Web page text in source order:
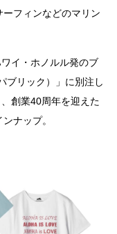
ーフィンなどのマリン
イ・ホノルル発のブ
ブリック）」に別注し
創業40周年を迎えた
ナップ。